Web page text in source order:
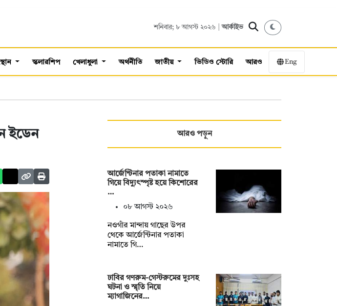
শনিবার; ৮ আগস্ট ২০২৬ |আর্কাইভ
স্কলারশিপ খেলাধুলা অর্থনীতি জাতীয় ভিডিও স্টোরি আরও Eng
ইডেন
আরও পড়ুন
আর্জেন্টিনার পতাকা নামাতে
গিয়ে বিদ্যুৎস্পৃষ্ট হয়ে কিশোরের
…
০৮ আগস্ট ২০২৬
নওগাঁর মান্দায় গাছের উপর
থেকে আর্জেন্টিনার পতাকা
নামাতে গি…
ঢাবির গণরুম-গেস্টরুমের দুঃসহ
ঘটনা ও স্মৃতি নিয়ে
ম্যাগাজিনের…